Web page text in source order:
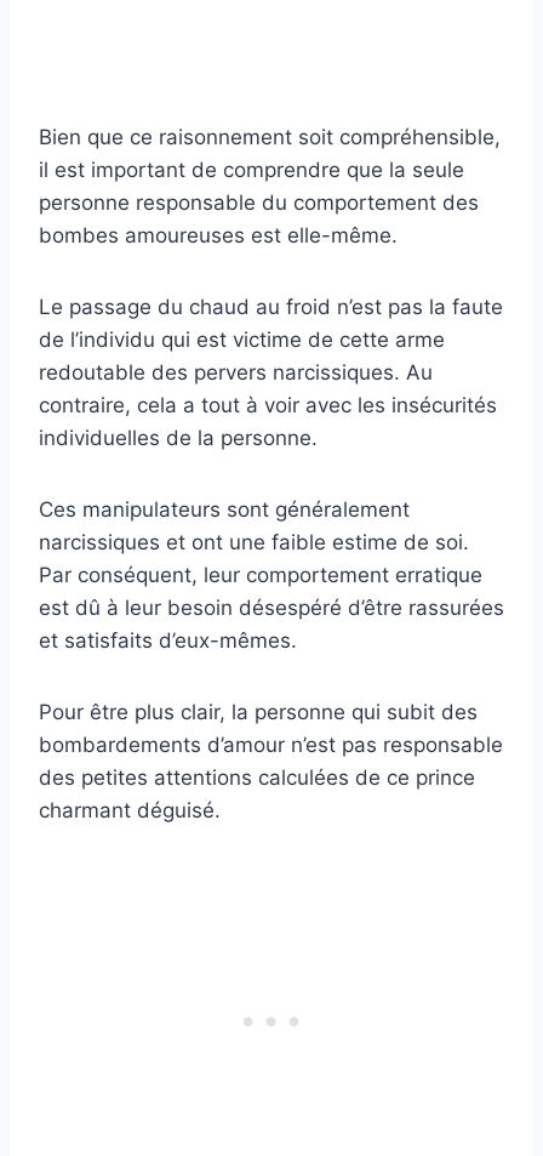
Bien que ce raisonnement soit compréhensible,
il est important de comprendre que la seule
personne responsable du comportement des
bombes amoureuses est elle-même.
Le passage du chaud au froid n’est pas la faute
de l’individu qui est victime de cette arme
redoutable des pervers narcissiques. Au
contraire, cela a tout à voir avec les insécurités
individuelles de la personne.
Ces manipulateurs sont généralement
narcissiques et ont une faible estime de soi.
Par conséquent, leur comportement erratique
est dû à leur besoin désespéré d’être rassurées
et satisfaits d’eux-mêmes.
Pour être plus clair, la personne qui subit des
bombardements d’amour n’est pas responsable
des petites attentions calculées de ce prince
charmant déguisé.